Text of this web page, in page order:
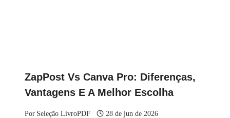
ZapPost Vs Canva Pro: Diferenças,
Vantagens E A Melhor Escolha
Por Seleção LivroPDF 28 de jun de 2026